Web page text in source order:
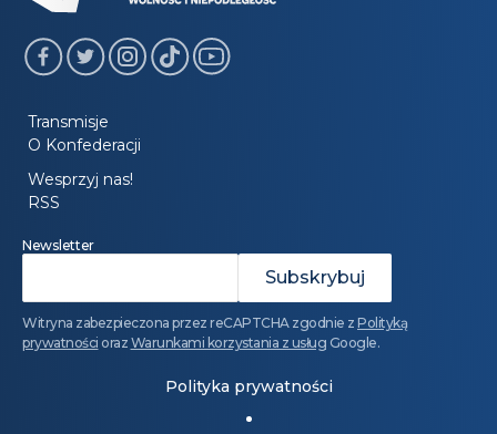
Transmisje
O Konfederacji
Wesprzyj nas!
RSS
Newsletter
Witryna zabezpieczona przez reCAPTCHA zgodnie z Polityką
prywatności oraz Warunkami korzystania z usług Google.
Polityka prywatności